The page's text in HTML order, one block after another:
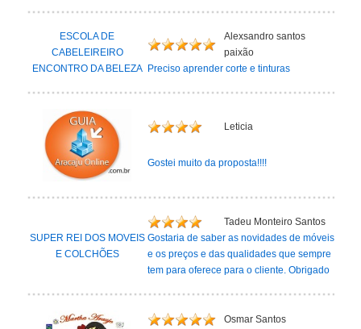
ESCOLA DE
CABELEIREIRO
ENCONTRO DA BELEZA
Alexsandro santos
paixão
Preciso aprender corte e tinturas
Leticia
Gostei muito da proposta!!!!
SUPER REI DOS MOVEIS
E COLCHÕES
Tadeu Monteiro Santos
Gostaria de saber as novidades de móveis
e os preços e das qualidades que sempre
tem para oferece para o cliente. Obrigado
Osmar Santos